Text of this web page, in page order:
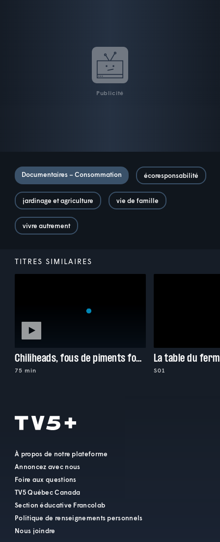
Publicité
Documentaires – Consommation écoresponsabilité
jardinage et agriculture vie de famille
vivre autrement
TITRES SIMILAIRES
Chiliheads, fous de piments forts
75 min
La table du
S01
À propos de notre plateforme
Annoncez avec nous
Foire aux questions
TV5 Québec Canada
Section éducative Francolab
Politique de renseignements personnels
Nous joindre